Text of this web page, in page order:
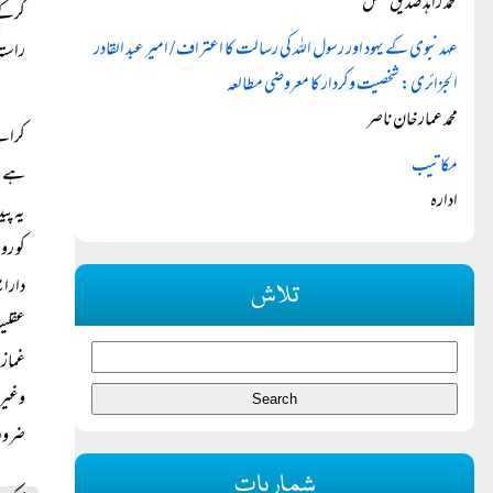
ہے
یہ
کو
عہد نبوی کے یہود اور رسول اللہ کی رسالت کا اعتراف / امیر عبد القادر
الجزائری: شخصیت وکردار کا معروضی مطالعہ
محمد عمار خان ناصر
مکاتیب
ادارہ
تلاش